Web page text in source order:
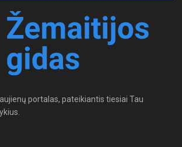
portalas, pateikiantis tiesiai Tau